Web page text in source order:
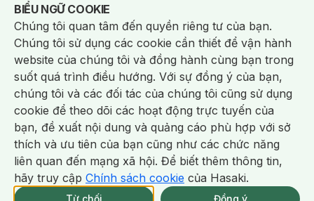
NowFree 2H Giao Nhanh Miễn Phí 2H Xem chi tiết
Chăm Sóc Cá Nhân
Chống Muỗi /Khẩu Trang /Máy Massage/Mặt Nạ Xông Hơi /Nước Rửa Tay/
Sản Phẩm Chăm Sóc Khác /Bàn Chải Đánh Răng /Bàn Chải Điện/
Hỗ Trợ Trắng Răng/Kem Đánh Răng /Máy Tăm Nước/ Nước Súc Miệng/
Tăm / Chỉ Nha Khoa/ Xịt Thơm Miệng / Dung Dịch Vệ Sinh/Dưỡng Vùng Kín/
Khăn Ướt Vệ Sinh Vùng Kín/Băng Vệ Sinh/Tampon/Bọt Cạo Râu /Dao Cạo Râu/
Máy Cạo Râu
Vấn Đề Về Da
Da Dầu / Lỗ Chân Lông To/ Da Khô / Mất Nước/ Da Lão Hóa/ Da Mụn/
Da Nhạy Cảm / Kích Ứng
Da Xỉn Màu Thâm / Nám / Tàn Nhang
Quầng Thâm & Bọng Mắt /Sẹo /Viêm Da Cơ Địa
Dụng Cụ / Phụ Kiện Chăm Sóc Da
Bông Tẩy Trang
Khăn Lau Mặt Khô Dụng Cụ / Máy Rửa Mặt Máy Chăm Sóc Da
Dụng Cụ Chăm Sóc Khác
BIỂU NGỮ COOKIE
Notice about cookies usage
Chúng tôi quan tâm đến quyền riêng tư của bạn.
Chúng tôi sử dụng các cookie cần thiết để vận hành
website của chúng tôi và đồng hành cùng bạn trong
suốt quá trình điều hướng. Với sự đồng ý của bạn,
chúng tôi và các đối tác của chúng tôi cũng sử dụng
cookie để theo dõi các hoạt động trực tuyến của
bạn, đề xuất nội dung và quảng cáo phù hợp với sở
thích và ưu tiên của bạn cũng như các chức năng
liên quan đến mạng xã hội. Để biết thêm thông tin,
hãy truy cập Chính sách cookie của Hasaki.
Từ chối Đồng ý